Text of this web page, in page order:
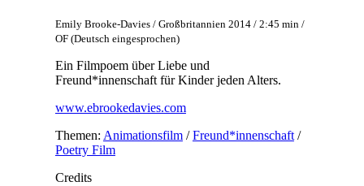
Emily Brooke-Davies / Großbritannien 2014 / 2:45 min /
OF (Deutsch eingesprochen)
Ein Filmpoem über Liebe und
Freund*innenschaft für Kinder jeden Alters.
www.ebrookedavies.com
Themen: Animationsfilm/Freund*innenschaft/
Poetry Film
Credits